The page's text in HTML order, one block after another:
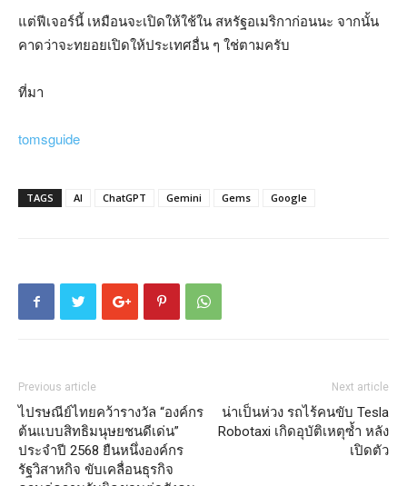
แต่ฟีเจอร์นี้ เหมือนจะเปิดให้ใช้ใน สหรัฐอเมริกาก่อนนะ จากนั้น
คาดว่าจะทยอยเปิดให้ประเทศอื่น ๆ ใช่ตามครับ
ที่มา
tomsguide
TAGS AI ChatGPT Gemini Gems Google
Previous article
ไปรษณีย์ไทยคว้ารางวัล “องค์กร
ต้นแบบสิทธิมนุษยชนดีเด่น”
ประจำปี 2568 ยืนหนึ่งองค์กร
รัฐวิสาหกิจ ขับเคลื่อนธุรกิจ
Next article
น่าเป็นห่วง รถไร้คนขับ Tesla
Robotaxi เกิดอุบัติเหตุซ้ำ หลัง
เปิดตัว